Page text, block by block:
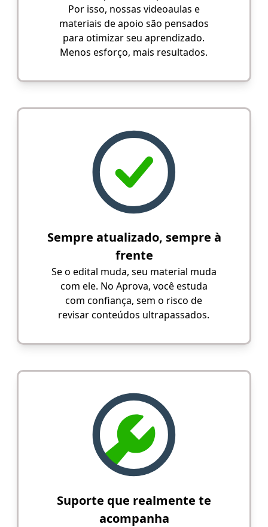
Por isso, nossas videoaulas e
materiais de apoio são pensados
para otimizar seu aprendizado.
Menos esforço, mais resultados.
Sempre atualizado, sempre à
frente
Se o edital muda, seu material muda
com ele. No Aprova, você estuda
com confiança, sem o risco de
revisar conteúdos ultrapassados.
Suporte que realmente te
acompanha